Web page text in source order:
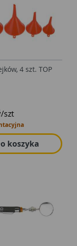
4 szt. TOP
/szt
koszyka